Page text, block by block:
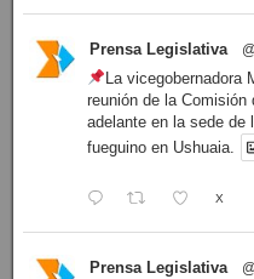
Prensa Legislativa
La
reunión de la Comisión
adelante en la sede de
fueguino en Ushuaia.
X
Prensa Legislativa